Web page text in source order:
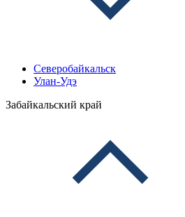
Северобайкальск
Улан-Удэ
Забайкальский край